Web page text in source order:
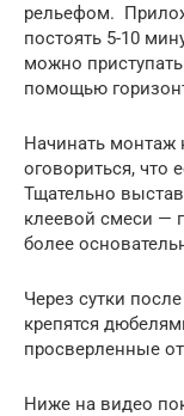
рельефом.
постоять 5-10
можно
помощью
Начинать монтаж
оговориться, что
Тщательно
клеевой смеси —
более
Через сутки
крепятся
просверленные
Ниже на видео